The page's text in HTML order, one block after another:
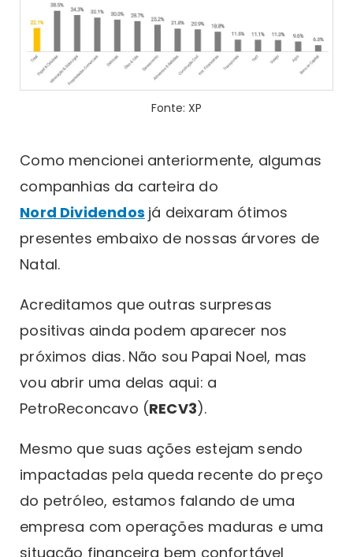
Fonte: XP
Como mencionei anteriormente, algumas
companhias da carteira do
Nord Dividendos já deixaram ótimos
presentes embaixo de nossas árvores de
Natal.
Acreditamos que outras surpresas
positivas ainda podem aparecer nos
próximos dias. Não sou Papai Noel, mas
vou abrir uma delas aqui: a
PetroReconcavo (RECV3).
Mesmo que suas ações estejam sendo
impactadas pela queda recente do preço
do petróleo, estamos falando de uma
empresa com operações maduras e uma
situação financeira bem confortável